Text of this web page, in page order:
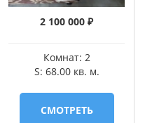
2 100 000 ₽
Комнат: 2
S: 68.00 кв. м.
СМОТРЕТЬ